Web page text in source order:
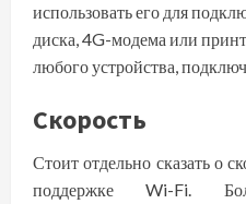
использовать его для
диска, 4G-модема или
любого устройства,
Скорость
Стоит отдельно сказать о
поддержке Wi-Fi.